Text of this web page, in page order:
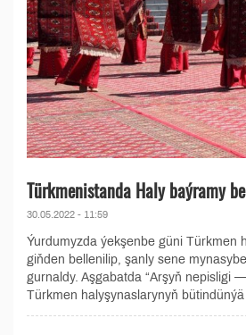
Türkmenistanda Haly baýramy
30.05.2022 - 11:59
Ýurdumyzda ýekşenbe güni Türkmen
giňden bellenilip, şanly sene
gurnaldy. Aşgabatda “Arşyň nepisligi
Türkmen halyşynaslarynyň bütindünýä